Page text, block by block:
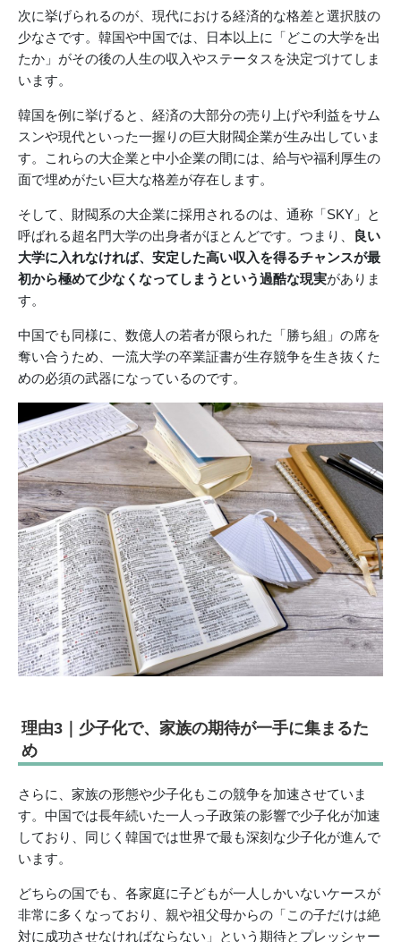
次に挙げられるのが、現代における経済的な格差と選択肢の
少なさです。韓国や中国では、日本以上に「どこの大学を出
たか」がその後の人生の収入やステータスを決定づけてしま
います。
韓国を例に挙げると、経済の大部分の売り上げや利益をサム
スンや現代といった一握りの巨大財閥企業が生み出していま
す。これらの大企業と中小企業の間には、給与や福利厚生の
面で埋めがたい巨大な格差が存在します。
そして、財閥系の大企業に採用されるのは、通称「SKY」と
呼ばれる超名門大学の出身者がほとんどです。つまり、
良い
大学に入れなければ、安定した高い収入を得るチャンスが最
初から極めて少なくなってしまうという過酷な現実がありま
す。
中国でも同様に、数億人の若者が限られた「勝ち組」の席を
奪い合うため、一流大学の卒業証書が生存競争を生き抜くた
めの必須の武器になっているのです。
理由3｜少子化で、家族の期待が一手に集まるた
め
さらに、家族の形態や少子化もこの競争を加速させていま
す。中国では長年続いた一人っ子政策の影響で少子化が加速
しており、同じく韓国では世界で最も深刻な少子化が進んで
います。
どちらの国でも、各家庭に子どもが一人しかいないケースが
非常に多くなっており、親や祖父母からの「この子だけは絶
対に成功させなければならない」という期待とプレッシャー